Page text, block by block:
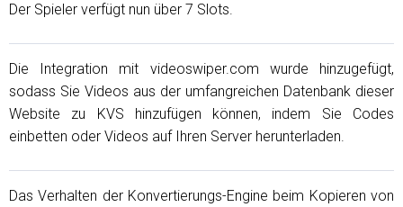
Der Spieler verfügt nun über 7 Slots.
Die Integration mit videoswiper.com wurde hinzugefügt,
sodass Sie Videos aus der umfangreichen Datenbank dieser
Website zu KVS hinzufügen können, indem Sie Codes
einbetten oder Videos auf Ihren Server herunterladen.
Das Verhalten der Konvertierungs-Engine beim Kopieren von